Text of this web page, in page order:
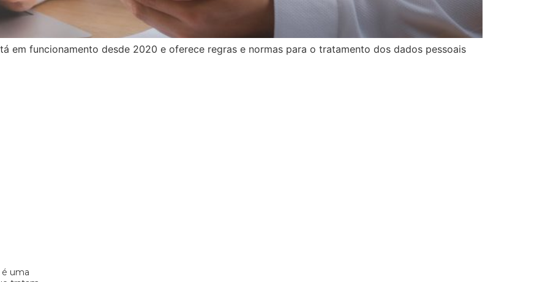
em funcionamento desde 2020 e oferece regras e normas para o tratamento dos dados pessoais
é uma